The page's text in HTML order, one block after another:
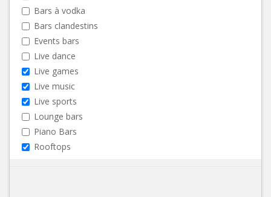
Bars à vodka
Bars clandestins
Events bars
Live dance
Live games
Live music
Live sports
Lounge bars
Piano Bars
Rooftops